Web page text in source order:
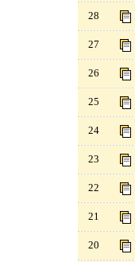
28
27
26
25
24
23
22
21
20